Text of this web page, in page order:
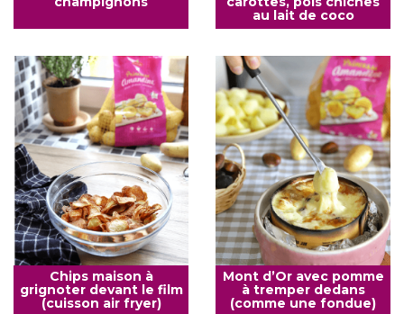
au lait de coco
Chips maison à
grignoter devant le film
(cuisson air fryer)
Mont d’Or avec pomme
à tremper dedans
(comme une fondue)